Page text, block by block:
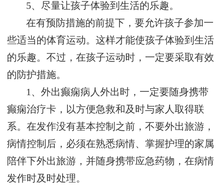
5、尽量让孩子体验到生活的乐趣。
在有预防措施的前提下，要允许孩子参加一
些适当的体育运动。这样才能使孩子体验到生活
的乐趣。不过，在孩子运动时，一定要采取有效
的防护措施。
1、外出癫痫病人外出时，一定要随身携带
癫痫治疗卡，以方便急救和及时与家人取得联
系。在发作没有基本控制之前，不要外出旅游，
病情控制后，必须在熟悉病情、掌握护理的家属
陪伴下外出旅游，并随身携带应急药物，在病情
发作时及时处理。